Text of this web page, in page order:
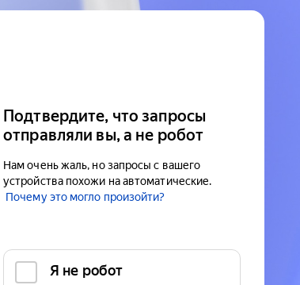
Подтвердите, что запросы
отправляли вы, а не робот
Нам очень жаль, но запросы с вашего
устройства похожи на автоматические.
Почему это могло произойти?